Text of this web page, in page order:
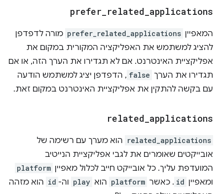
prefer related applications
המאפיין prefer_related_applications מורה לדפדפן
להציג למשתמש את האפליקציה המקורית במקום את
אפליקציית האינטרנט. אם לא תגדירו את הערך הזה, או אם
תגדירו את הערך false , הדפדפן יציג למשתמש הודעה
עם בקשה להתקין את אפליקציית האינטרנט במקום זאת.
related applications
related_applications הוא מערך עם רשימה של
אובייקטים שאומרים את לגבי אפליקציית הנייטיב
המועדפת עליך. כל אובייקט חייב לכלול מאפיין platform
ומאפיין id . כאשר platform הוא play וה- id הוא מזהה